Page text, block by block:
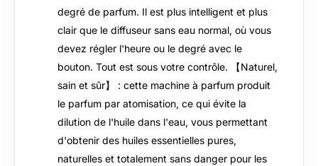
degré de parfum. Il est plus intelligent et plus
clair que le diffuseur sans eau normal, où vous
devez régler l'heure ou le degré avec le
bouton. Tout est sous votre contrôle. 【Naturel,
sain et sûr】 : cette machine à parfum produit
le parfum par atomisation, ce qui évite la
dilution de l'huile dans l'eau, vous permettant
d'obtenir des huiles essentielles pures,
naturelles et totalement sans danger pour les